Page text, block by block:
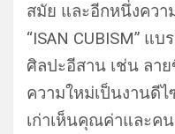
สมัย และอีกหนึ่งคว
“ISAN CUBISM” แ
ศิลปะอีสาน เช่น ลา
ความใหม่เป็นงานดี
เก่าเห็นคุณค่าและค